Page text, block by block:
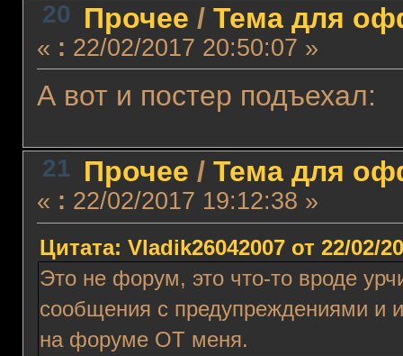
20 Прочее / Тема для
« : 22/02/2017 20:50:07 »
А вот и постер подъехал:
21 Прочее / Тема для
« : 22/02/2017 19:12:38 »
Цитата: Vladik26042007 от 22/02/
Это не форум, это что-то вроде
сообщения с предупреждениями и
на форуме ОТ меня.